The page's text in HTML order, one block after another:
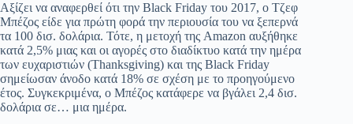
Αξίζει να αναφερθεί ότι την Black Friday του 2017, ο Τζεφ
Μπέζος είδε για πρώτη φορά την περιουσία του να ξεπερνά
τα 100 δισ. δολάρια. Τότε, η μετοχή της Amazon αυξήθηκε
κατά 2,5% μιας και οι αγορές στο διαδίκτυο κατά την ημέρα
των ευχαριστιών (Thanksgiving) και της Black Friday
σημείωσαν άνοδο κατά 18% σε σχέση με το προηγούμενο
έτος. Συγκεκριμένα, ο Μπέζος κατάφερε να βγάλει 2,4 δισ.
δολάρια σε… μια ημέρα.